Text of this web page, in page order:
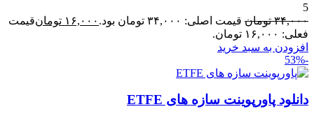
5
۳۴,۰۰۰ تومان قیمت اصلی: ۳۴,۰۰۰ تومان بود. ۱۶,۰۰۰ تومانقیمت
فعلی: ۱۶,۰۰۰ تومان.
افزودن به سبد خرید
-53%
دانلود پاورپوینت سازه های ETFE